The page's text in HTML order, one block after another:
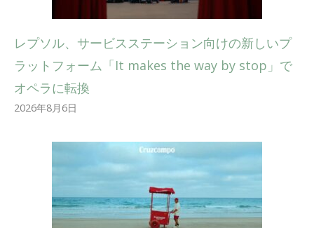
レプソル、サービスステーション向けの新しいプ
ラットフォーム「It makes the way by stop」で
オペラに転換
2026年8月6日